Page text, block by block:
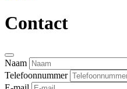
Contact
Naam
Telefoonnummer